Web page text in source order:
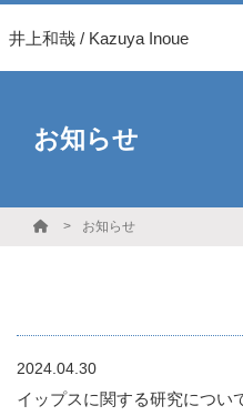
井上和哉 / Kazuya Inoue
お知らせ
お知らせ
2024.04.30
イップスに関する研究につい